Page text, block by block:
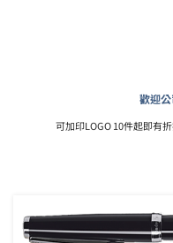
歡迎
可加印LOGO 10件起即有